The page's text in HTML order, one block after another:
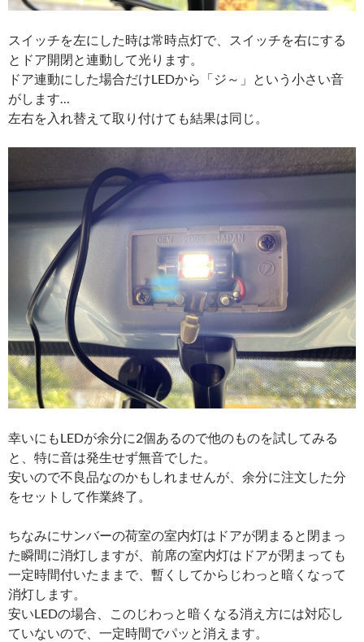
スイッチを左にした時は常時点灯で、スイッチを右にする
とドア開閉と連動して光ります。
ドア連動にした場合だけLEDから「ジ～」という小さい音
がします…
左右を入れ替えて取り付けても結果は同じ。
幸いにもLEDが余分に2個あるので他のものを試してみる
と、特に音は発生せず無音でした。
安いので不良品なのかもしれませんが、余分に注文した分
をセットして作業終了。
ちなみにサンバーの荷室の室内灯はドアが閉まると閉まっ
た瞬間に消灯しますが、前席の室内灯はドアが閉まっても
一定時間付いたままで、暫くしてからじわっと暗くなって
消灯します。
安いLEDの場合、このじわっと暗くなる消え方には対応し
ていないので、一定時間でパッと消えます。